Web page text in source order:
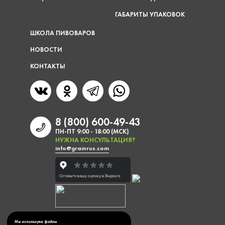
ГАБАРИТЫ УПАКОВОК
ШКОЛА ПИВОВАРОВ
НОВОСТИ
КОНТАКТЫ
8 (800) 600-49-43
ПН-ПТ 9:00 - 18:00 (МСК)
НУЖНА КОНСУЛЬТАЦИЯ?
info@grainrus.com
Мы используем файлы